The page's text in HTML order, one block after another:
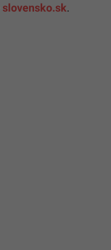
slovensko.sk.